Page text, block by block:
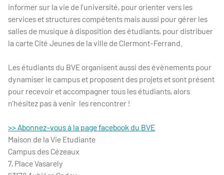
informer sur la vie de l’université, pour orienter vers les
services et structures compétents mais aussi pour gérer les
salles de musique à disposition des étudiants, pour distribuer
la carte Cité Jeunes de la ville de Clermont-Ferrand.
Les étudiants du BVE organisent aussi des évènements pour
dynamiser le campus et proposent des projets et sont présent
pour recevoir et accompagner tous les étudiants, alors
n’hésitez pas à venir les rencontrer !
>> Abonnez-vous à la page facebook du BVE
Maison de la Vie Etudiante
Campus des Cézeaux
7, Place Vasarely